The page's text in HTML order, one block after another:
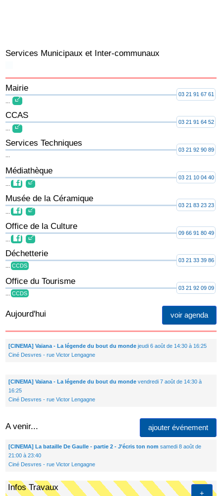
Services Municipaux et Inter-communaux
Mairie
03 21 91 67 61
CCAS
...
03 21 91 64 52
Services Techniques
03 21 92 90 89
Médiathèque
03 21 10 04 40
Musée de la Céramique
03 21 83 23 23
Office de la Culture
09 66 91 80 49
Déchetterie
... CCDS
03 21 33 39 86
Office du Tourisme
CCDS
03 21 92 09 09
voir agenda
Aujourd'hui
[CINEMA] Vaïana - La légende du bout du mondejeudi 6 août de 14:30 à 16:25
Ciné Desvres - rue Victor Lengagne
[CINEMA] Vaïana - La légende du bout du mondevendredi 7 août de 14:30 à
16:25
Ciné Desvres - rue Victor Lengagne
A venir... ajouter événement
[CINEMA] La bataille De Gaulle - partie 2 - J’écris ton nom samedi 8 août de
21:00 à 23:40
Ciné Desvres - rue Victor Lengagne
+
Infos Travaux